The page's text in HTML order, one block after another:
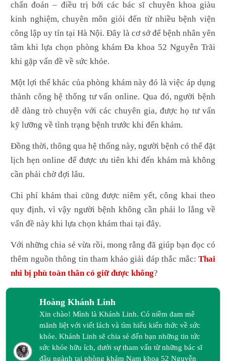
chẩn đoán – điều trị bởi các bác sĩ chuyên khoa giàu
kinh nghiệm, chuyên môn giỏi đến từ nhiều bệnh viện
công lập uy tín tại Hà Nội. Đây là cơ sở để bệnh nhân yên
tâm khi lựa chọn phòng khám Đa khoa 52 Nguyễn Trãi
khi gặp vấn đề về sức khỏe.
Một lợi thế khác của phòng khám này đó là việc áp dụng
thành công hệ thống tư vấn online. Qua đó, người bệnh
dễ dàng trò chuyện với các chuyên gia, được họ tư vấn
kỹ lưỡng về tình trạng bệnh trước khi đến khám.
Đồng thời, thông qua hệ thống này, người bệnh có thể đặt
lịch hẹn online để được ưu tiên khi đến khám mà không
cần phải chờ đợi lâu.
Chi phí khám thai cũng được niêm yết, công khai theo
quy định, vì vậy người bệnh không cần phải lo lắng về
vấn đề này khi lựa chọn khám thai tại đây.
Với những chia sẻ vừa rồi, mong rằng đã giúp bạn đọc có
thêm nguồn thông tin tham khảo giải đáp thắc mắc: Thai
nhi bị phù toàn thân có giữ được không?
Hoàng Khánh Linh
Xin chào! Mình là Khánh Linh. Có niềm đam mê
mãnh liệt với viết lách và tìm hiểu kiến thức về sức
khỏe. Khánh Linh sẽ chia sẻ đến bạn những tin tức
sức khỏe hữu ích, dưới sự tham vấn từ những bác sĩ
đầu ngành tại phòng khám Nam khoa 52 Nguyễn